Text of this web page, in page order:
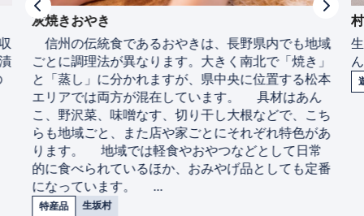
灰焼きおやき
信州の伝統食であるおやきは、長野県内でも地域
ごとに調理法が異なります。大きく南北で「焼き」
と「蒸し」に分かれますが、県中央に位置する松本
エリアでは両方が混在しています。 具材はあん
こ、野沢菜、味噌なす、切り干し大根などで、こち
らも地域ごと、また店や家ごとにそれぞれ特色があ
ります。 地域では軽食やおやつなどとして日常
的に食べられているほか、おみやげ品としても定番
になっています。 ...
特産品 生坂村